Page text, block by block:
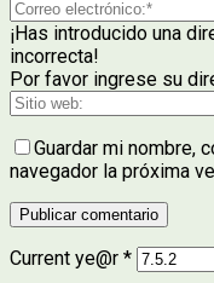
¡Has introducido una
incorrecta!
Por favor ingrese su
Guardar mi nombre,
navegador la próxima
Current ye@r *